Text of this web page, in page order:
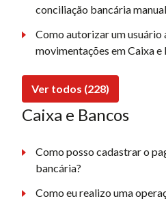
conciliação bancária
Como autorizar um usuário
movimentações em Caixa e
Ver todos (228)
Caixa e Bancos
Como posso cadastrar o
bancária?
Como eu realizo uma